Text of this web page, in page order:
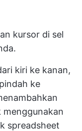
kursor di sel
kiri ke kanan,
ke
menggunakan
spreadsheet